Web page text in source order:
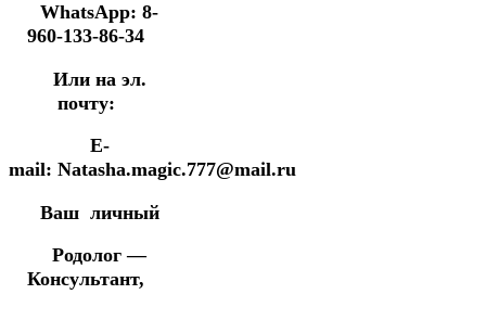
WhatsApp: 8-
960-133-86-34
Или на эл.
почту:
E-
mail: Natasha.magic.777@mail.ru
Ваш личный
Родолог —
Консультант,